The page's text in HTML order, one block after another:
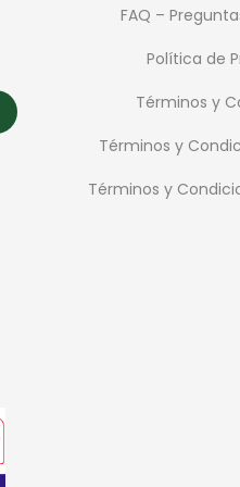
FAQ –
Política de
Términos y
Términos y
Términos y